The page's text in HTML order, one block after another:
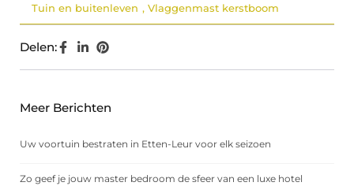
Tuin en buitenleven , Vlaggenmast kerstboom
Delen:
Meer Berichten
Uw voortuin bestraten in Etten-Leur voor elk seizoen
Zo geef je jouw master bedroom de sfeer van een luxe hotel